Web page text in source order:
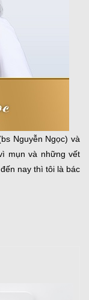
Nguyễn Ngọc) và
mụn và những vết
nay thì tôi là bác